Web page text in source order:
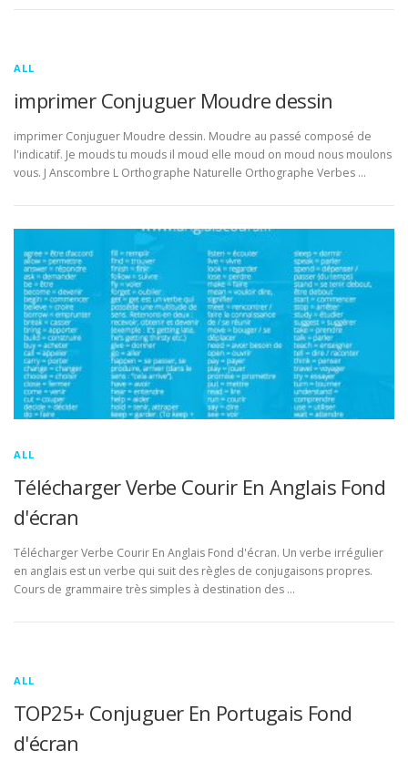
ALL
imprimer Conjuguer Moudre dessin
imprimer Conjuguer Moudre dessin. Moudre au passé composé de
l'indicatif. Je mouds tu mouds il moud elle moud on moud nous moulons
vous. J Anscombre L Orthographe Naturelle Orthographe Verbes …
ALL
Télécharger Verbe Courir En Anglais Fond
d'écran
Télécharger Verbe Courir En Anglais Fond d'écran. Un verbe irrégulier
en anglais est un verbe qui suit des règles de conjugaisons propres.
Cours de grammaire très simples à destination des …
ALL
TOP25+ Conjuguer En Portugais Fond
d'écran